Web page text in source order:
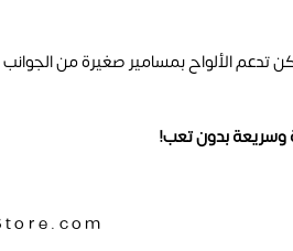
تدعم الألواح بمسامير صغيرة من الجوانب
وسريعة بدون تعب!